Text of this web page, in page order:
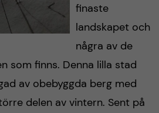
finaste
landskapet och
några av de
som finns. Denna lilla stad
av obebyggda berg med
delen av vintern. Sent på